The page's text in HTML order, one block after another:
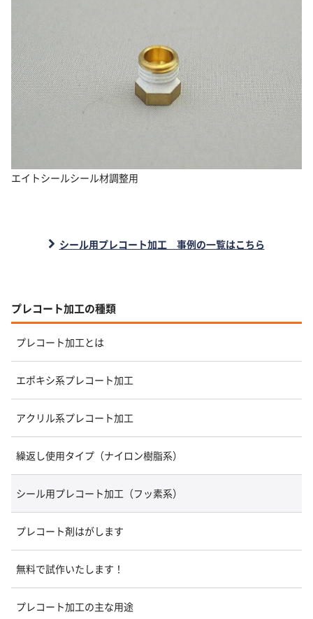
エイトシールシール材調整用
シール用プレコート加工 事例の一覧はこちら
プレコート加工の種類
プレコート加工とは
エポキシ系プレコート加工
アクリル系プレコート加工
繰返し使用タイプ（ナイロン樹脂系）
シール用プレコート加工（フッ素系）
プレコート剤はがします
無料で試作いたします！
プレコート加工の主な用途